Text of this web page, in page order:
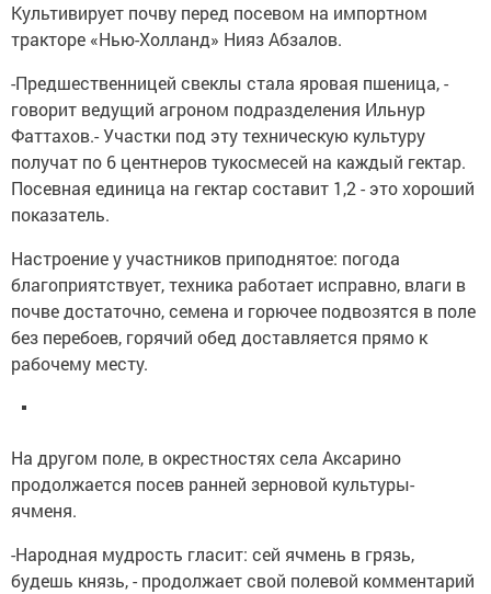
Культивирует почву перед посевом на импортном
тракторе «Нью-Холланд» Нияз Абзалов.
-Предшественницей свеклы стала яровая пшеница, -
говорит ведущий агроном подразделения Ильнур
Фаттахов.- Участки под эту техническую культуру
получат по 6 центнеров тукосмесей на каждый гектар.
Посевная единица на гектар составит 1,2 - это хороший
показатель.
Настроение у участников приподнятое: погода
благоприятствует, техника работает исправно, влаги в
почве достаточно, семена и горючее подвозятся в поле
без перебоев, горячий обед доставляется прямо к
рабочему месту.
На другом поле, в окрестностях села Аксарино
продолжается посев ранней зерновой культуры-
ячменя.
-Народная мудрость гласит: сей ячмень в грязь,
будешь князь, - продолжает свой полевой комментарий